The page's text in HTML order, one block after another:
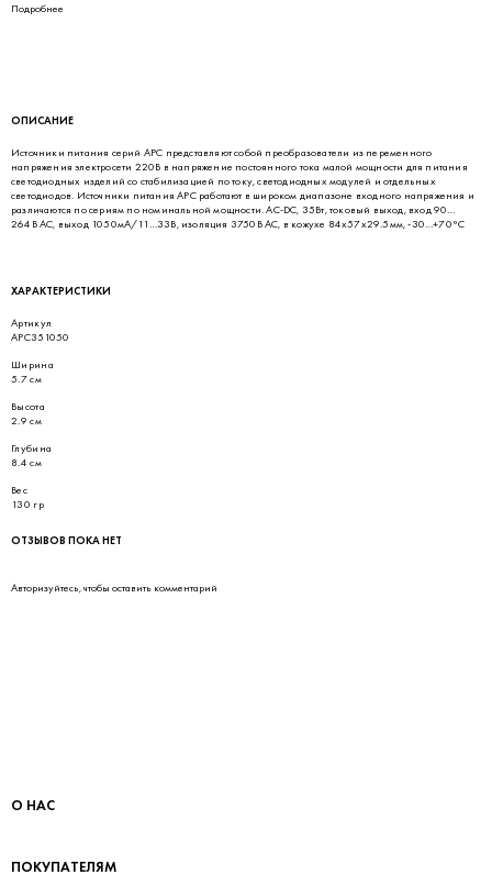
Подробнее
ОПИСАНИЕ
Источники питания серий APC представляют собой преобразователи из переменного
напряжения электросети 220В в напряжение постоянного тока малой мощности для питания
светодиодных изделий со стабилизацией по току, светодиодных модулей и отдельных
светодиодов. Источники питания APC работают в широком диапазоне входного напряжения и
различаются по сериям по номинальной мощности. AC-DC, 35Вт, токовый выход, вход 90…
264В AC, выход 1050мА/11…33В, изоляция 3750В AC, в кожухе 84х57х29.5мм, -30…+70°С
ХАРАКТЕРИСТИКИ
Артикул
APC351050
Ширина
5.7 см
Высота
2.9 см
Глубина
8.4 см
Вес
130 гр
ОТЗЫВОВ ПОКА НЕТ
Авторизуйтесь, чтобы оставить комментарий
О НАС
ПОКУПАТЕЛЯМ